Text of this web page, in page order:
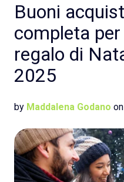
Buoni
completa
regalo di
2025
by Maddalena Godano